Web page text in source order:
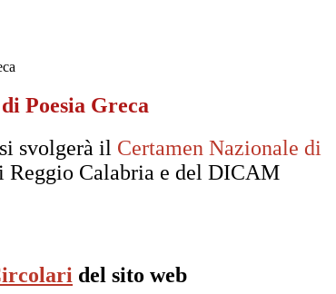
Poesia Greca
svolgerà il Certamen Nazionale di
Reggio Calabria e del DICAM
del sito web